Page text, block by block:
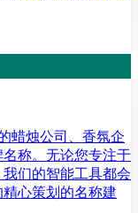
蜡烛公司、香氛企
称。无论您专注于
们的智能工具都会
心策划的名称建